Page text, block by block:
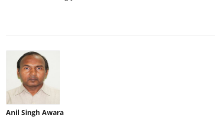
Anil Singh Awara